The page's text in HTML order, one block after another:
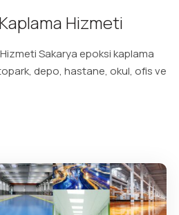
Hizmeti
Sakarya epoksi kaplama
depo, hastane, okul, ofis ve